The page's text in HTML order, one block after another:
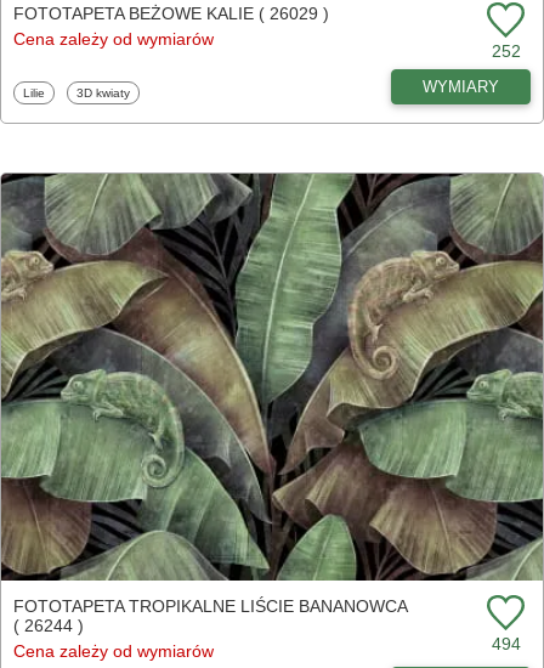
FOTOTAPETA BEŻOWE KALIE ( 26029 )
Cena zależy od wymiarów
252
Fototapety
Lilie Fototapety
3D kwiaty WYMIARY
FOTOTAPETA TROPIKALNE LIŚCIE BANANOWCA
( 26244 )
Cena zależy od wymiarów
494